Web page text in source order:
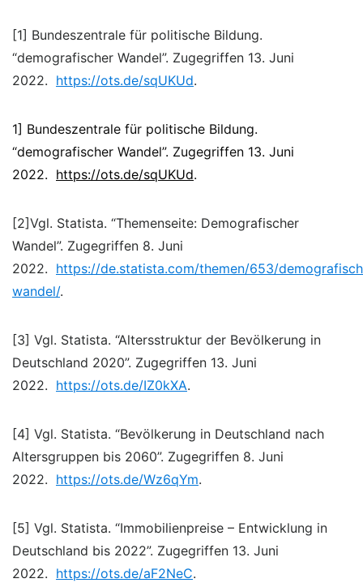
[1] Bundeszentrale für politische Bildung.
“demografischer Wandel”. Zugegriffen 13. Juni
2022. https://ots.de/sqUKUd.
1] Bundeszentrale für politische Bildung.
“demografischer Wandel”. Zugegriffen 13. Juni
2022. https://ots.de/sqUKUd.
[2]Vgl. Statista. “Themenseite: Demografischer
Wandel”. Zugegriffen 8. Juni
2022. https://de.statista.com/themen/653/
wandel/.
[3] Vgl. Statista. “Altersstruktur der Bevölkerung in
Deutschland 2020”. Zugegriffen 13. Juni
2022. https://ots.de/IZ0kXA.
[4] Vgl. Statista. “Bevölkerung in Deutschland nach
Altersgruppen bis 2060”. Zugegriffen 8. Juni
2022. https://ots.de/Wz6qYm.
[5] Vgl. Statista. “Immobilienpreise – Entwicklung in
Deutschland bis 2022”. Zugegriffen 13. Juni
2022. https://ots.de/aF2NeC.